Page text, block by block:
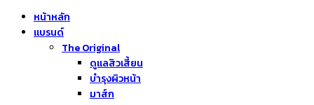
หน้าหลัก
แบรนด์
The Original
ดูแลสิวเสี้ยน
บำรุงผิวหน้า
มาส์ก